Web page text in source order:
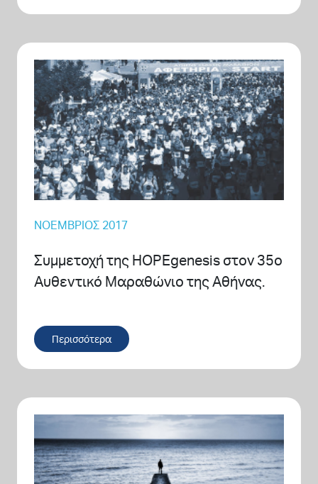
ΝΟΈΜΒΡΙΟΣ 2017
Συμμετοχή της HOPEgenesis στον 35ο
Αυθεντικό Μαραθώνιο της Αθήνας.
Περισσότερα